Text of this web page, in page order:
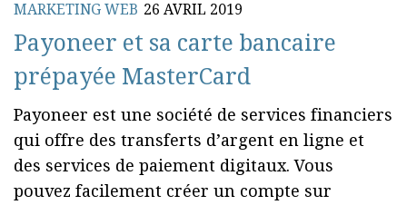
MARKETING WEB 26 AVRIL 2019
Payoneer et sa carte bancaire
prépayée MasterCard
Payoneer est une société de services financiers
qui offre des transferts d’argent en ligne et
des services de paiement digitaux. Vous
pouvez facilement créer un compte sur